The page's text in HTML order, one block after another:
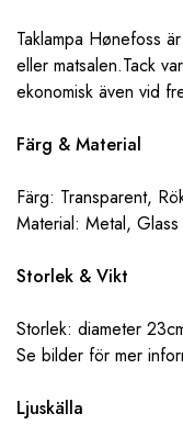
Taklampa Hønefoss
eller matsalen.Tack
ekonomisk även vid
Färg & Material
Färg: Transparent,
Material: Metal, Glass
Storlek & Vikt
Storlek: diameter
Se bilder för mer
Ljuskälla